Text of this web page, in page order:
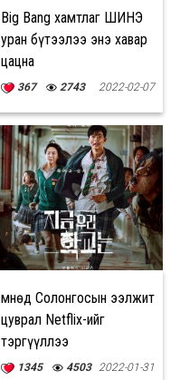
Big Bang хамтлаг ШИНЭ
уран бүтээлээ энэ хавар
цацна
367 2743 2022-02-07
Өмнөд Солонгосын ээлжит
цуврал Netflix-ийг
тэргүүллээ
1345 4503 2022-01-31